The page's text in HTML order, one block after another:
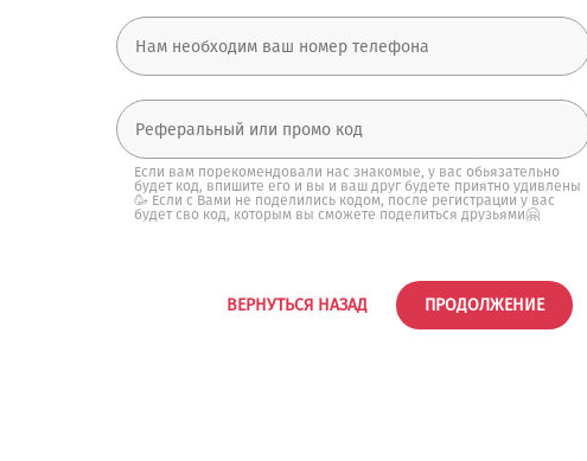
Если вам порекомендовали нас знакомые, у вас обьязательно
будет код, впишите его и вы и ваш друг будете приятно удивлены
🥳 Если с Вами не поделились кодом, после регистрации у вас
будет сво код, которым вы сможете поделиться друзьями🤗
ВЕРНУТЬСЯ НАЗАД ПРОДОЛЖЕНИЕ